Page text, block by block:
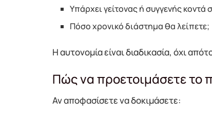
Υπάρχει γείτονας ή συγγενής
Πόσο χρονικό διάστημα θα λείπετε;
Η αυτονομία είναι διαδικασία, όχι
Πώς να προετοιμάσετε το
Αν αποφασίσετε να δοκιμάσετε: